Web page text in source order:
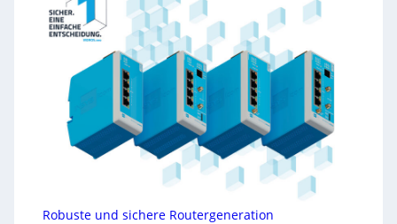
Robuste und sichere Routergeneration